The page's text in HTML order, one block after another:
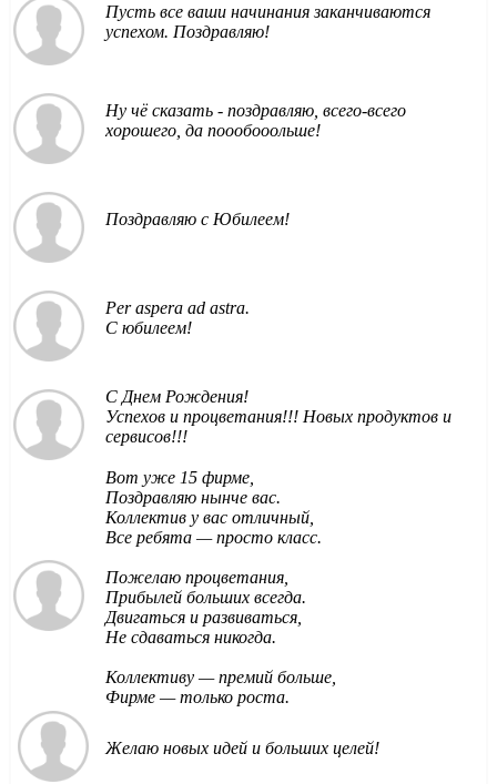
Пусть все ваши начинания заканчиваются
успехом. Поздравляю!
Ну чё сказать - поздравляю, всего-всего
хорошего, да поообооольше!
Поздравляю с Юбилеем!
Per aspera ad astra.
С юбилеем!
С Днем Рождения!
Успехов и процветания!!! Новых продуктов и
сервисов!!!
Вот уже 15 фирме,
Поздравляю нынче вас.
Коллектив у вас отличный,
Все ребята — просто класс.
Пожелаю процветания,
Прибылей больших всегда.
Двигаться и развиваться,
Не сдаваться никогда.
Коллективу — премий больше,
Фирме — только роста.
Желаю новых идей и больших целей!